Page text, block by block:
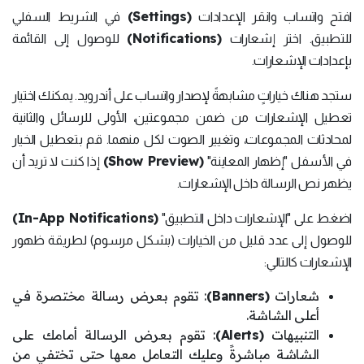
افتح واتساب وانقر الإعدادات(Settings)
في الشريط السفلي
للتطبيق. اختر إشعارات(Notifications)
للوصول إلى القائمة
بإعدادات الإشعارات.
ستجد هناك خياراتٍ مشابهةً لإصدار واتساب على أندرويد. يمكنك اختيار
تعطيل الإشعارات من ضمن مجموعتين، الأولى للرسائل والثانية
لمحادثات المجموعات، وتغيير الصوت لكل منهما. قم بتعطيل الخيار
في الأسفل "إظهار المعاينة"(Show Preview)
إذا كنت لا تريد أن
يظهر نص الرسالة داخل الإشعارات.
اضغط على "الإشعارات داخل التطبيق"(In-App Notifications)
للوصول إلى عدد قليل من الخيارات (بشكل مرسوم) لطريقة ظهور
الإشعارات كالتالي:
شعارات(Banners)
: تقوم بعرض رسالة مختصرة في
أعلى الشاشة.
التنبيهات(Alerts)
: تقوم بعرض الرسالة أمامك على
الشاشة مباشرةً وعليك التعامل معها حتى تختفي من